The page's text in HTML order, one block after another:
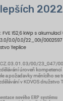
2022